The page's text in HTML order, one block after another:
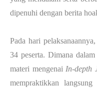
dipenuhi dengan berita
Pada hari
34 peserta. Dimana dalam
materi mengenai In-depth
mempraktikkan